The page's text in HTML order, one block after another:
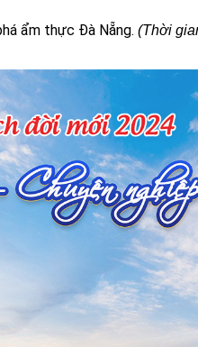
ẩm thực Đà Nẵng. (Thời